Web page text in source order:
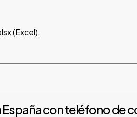
(Excel).
con teléfono de